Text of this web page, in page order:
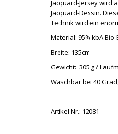
Jacquard-Jersey wird
Jacquard-Dessin.
Technik wird ein
Material: 95% kbA
Breite: 135cm
Gewicht: 305 g /
Waschbar bei 40
Artikel Nr.: 12081